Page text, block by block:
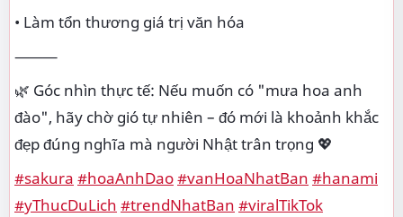
• Làm tổn thương giá trị văn hóa
⸻
🌿 Góc nhìn thực tế: Nếu muốn có "mưa hoa anh
đào", hãy chờ gió tự nhiên – đó mới là khoảnh khắc
đẹp đúng nghĩa mà người Nhật trân trọng 💖
#sakura #hoaAnhDao#vanHoaNhatBan #hanami
#yThucDuLich #trendNhatBan #viralTikTok